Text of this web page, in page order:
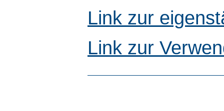
Link zur
Link zur